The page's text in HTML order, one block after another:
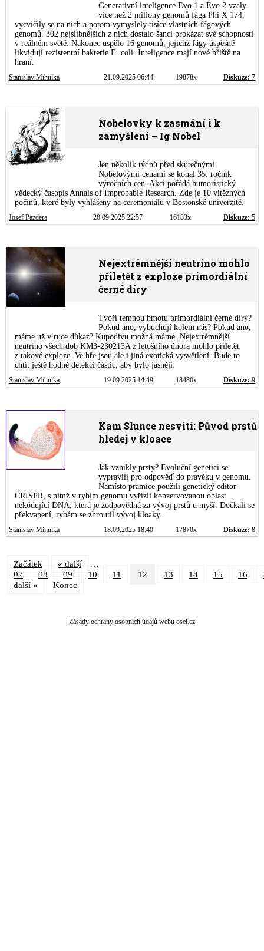
Generativní inteligence Evo 1 a Evo 2 vzaly
více než 2 miliony genomů fága Phi X 174,
vycvičily se na nich a potom vymyslely tisíce vlastních fágových
genomů. 302 nejslibnějších z nich dostalo šanci prokázat své schopnosti
v reálném světě. Nakonec uspělo 16 genomů, jejichž fágy úspěšně
likvidují rezistentní bakterie E. coli. Inteligence mají nové hřiště na
hraní.
Stanislav Mihulka 21.09.2025 06:44 19878x Diskuze: 7
Nobelovky k zasmání i k
zamyšlení – Ig Nobel
Jen několik týdnů před skutečnými
Nobelovými cenami se konal 35. ročník
výročních cen. Akci pořádá humoristický
vědecký časopis Annals of Improbable Research. Zde je 10 vítězných
počinů, které byly vyhlášeny na ceremoniálu v Bostonské univerzitě.
Josef Pazdera 20.09.2025 22:57 16183x Diskuze: 5
Nejextrémnější neutrino mohlo
přiletět z exploze primordiální
černé díry
Tvoří temnou hmotu primordiální černé díry?
Pokud ano, vybuchují kolem nás? Pokud ano,
máme už v ruce důkaz? Kupodivu možná máme. Nejextrémnější
neutrino všech dob KM3-230213A z letošního února mohlo přiletět
z takové exploze. Ve hře jsou ale i jiná exotická vysvětlení. Bude to
chtít ještě hodně detekcí částic, aby bylo jasněji.
Stanislav Mihulka 19.09.2025 14:49 18480x Diskuze: 9
Kam Slunce nesvítí: Původ prstů
hledej v kloace
Jak vznikly prsty? Evoluční genetici se
vypravili pro odpověď do pravěku v genomu.
Namísto pramice použili genetický editor
CRISPR, s nímž v rybím genomu vyřízli konzervovanou oblast
nekódující DNA, která je zodpovědná za vývoj prstů u myší. Dočkali se
překvapení, rybám se zhroutil vývoj kloaky.
Stanislav Mihulka 18.09.2025 18:40 17870x Diskuze: 8
Začátek « další
07 08 09 10 11 12 13 14 15 16
další »
Konec
Zásady ochrany osobních údajů webu osel.cz